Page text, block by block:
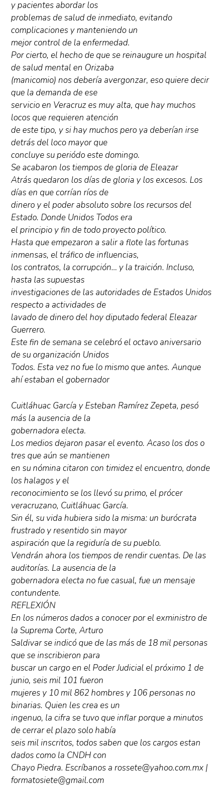
y pacientes abordar los
problemas de salud de inmediato, evitando
complicaciones y manteniendo un
mejor control de la enfermedad.
Por cierto, el hecho de que se reinaugure un hospital
de salud mental en Orizaba
(manicomio) nos debería avergonzar, eso quiere decir
que la demanda de ese
servicio en Veracruz es muy alta, que hay muchos
locos que requieren atención
de este tipo, y si hay muchos pero ya deberían irse
detrás del loco mayor que
concluye su periódo este domingo.
Se acabaron los tiempos de gloria de Eleazar
Atrás quedaron los días de gloria y los excesos. Los
días en que corrían ríos de
dinero y el poder absoluto sobre los recursos del
Estado. Donde Unidos Todos era
el principio y fin de todo proyecto político.
Hasta que empezaron a salir a flote las fortunas
inmensas, el tráfico de influencias,
los contratos, la corrupción… y la traición. Incluso,
hasta las supuestas
investigaciones de las autoridades de Estados Unidos
respecto a actividades de
lavado de dinero del hoy diputado federal Eleazar
Guerrero.
Este fin de semana se celebró el octavo aniversario
de su organización Unidos
Todos. Esta vez no fue lo mismo que antes. Aunque
ahí estaban el gobernador
Cuitláhuac García y Esteban Ramírez Zepeta, pesó
más la ausencia de la
gobernadora electa.
Los medios dejaron pasar el evento. Acaso los dos o
tres que aún se mantienen
en su nómina citaron con timidez el encuentro, donde
los halagos y el
reconocimiento se los llevó su primo, el prócer
veracruzano, Cuitláhuac García.
Sin él, su vida hubiera sido la misma: un burócrata
frustrado y resentido sin mayor
aspiración que la regiduría de su pueblo.
Vendrán ahora los tiempos de rendir cuentas. De las
auditorías. La ausencia de la
gobernadora electa no fue casual, fue un mensaje
contundente.
REFLEXIÓN
En los números dados a conocer por el exministro de
la Suprema Corte, Arturo
Saldivar se indicó que de las más de 18 mil personas
que se inscribieron para
buscar un cargo en el Poder Judicial el próximo 1 de
junio, seis mil 101 fueron
mujeres y 10 mil 862 hombres y 106 personas no
binarias. Quien les crea es un
ingenuo, la cifra se tuvo que inflar porque a minutos
de cerrar el plazo solo había
seis mil inscritos, todos saben que los cargos estan
dados como la CNDH con
Chayo Piedra. Escríbanos a rossete@yahoo.com.mx |
formatosiete@gmail.com